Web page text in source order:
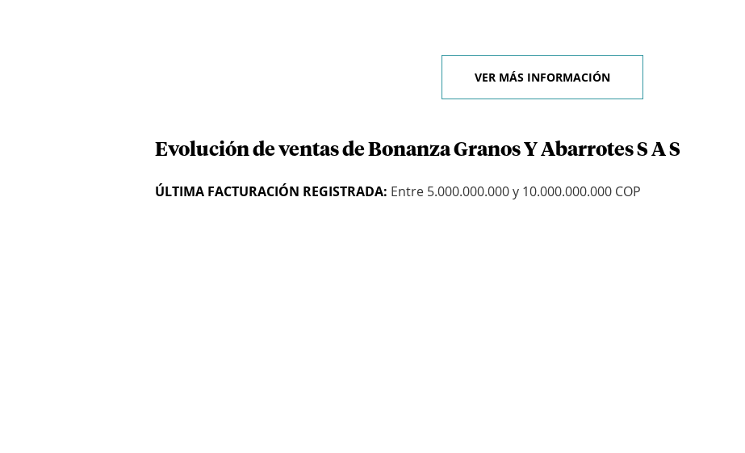
VER MÁS INFORMACIÓN
Evolución de ventas de Bonanza Granos Y Abarrotes S A S
ÚLTIMA FACTURACIÓN REGISTRADA: Entre 5.000.000.000 y 10.000.000.000 COP